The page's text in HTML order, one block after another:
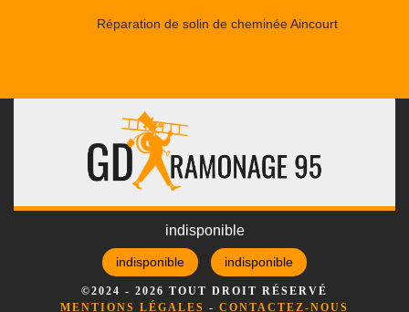
Réparation de solin de cheminée Aincourt
indisponible
indisponible indisponible
©2024 - 2026 TOUT DROIT RÉSERVÉ
MENTIONS LÉGALES - CONTACTEZ-NOUS